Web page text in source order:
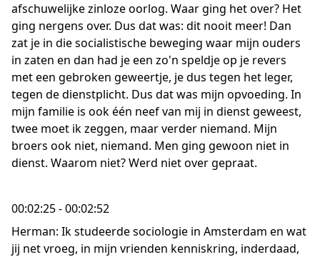
afschuwelijke zinloze oorlog. Waar ging het over? Het
ging nergens over. Dus dat was: dit nooit meer! Dan
zat je in die socialistische beweging waar mijn ouders
in zaten en dan had je een zo'n speldje op je revers
met een gebroken geweertje, je dus tegen het leger,
tegen de dienstplicht. Dus dat was mijn opvoeding. In
mijn familie is ook één neef van mij in dienst geweest,
twee moet ik zeggen, maar verder niemand. Mijn
broers ook niet, niemand. Men ging gewoon niet in
dienst. Waarom niet? Werd niet over gepraat.
00:02:25 - 00:02:52
Herman: Ik studeerde sociologie in Amsterdam en wat
jij net vroeg, in mijn vrienden kenniskring, inderdaad,